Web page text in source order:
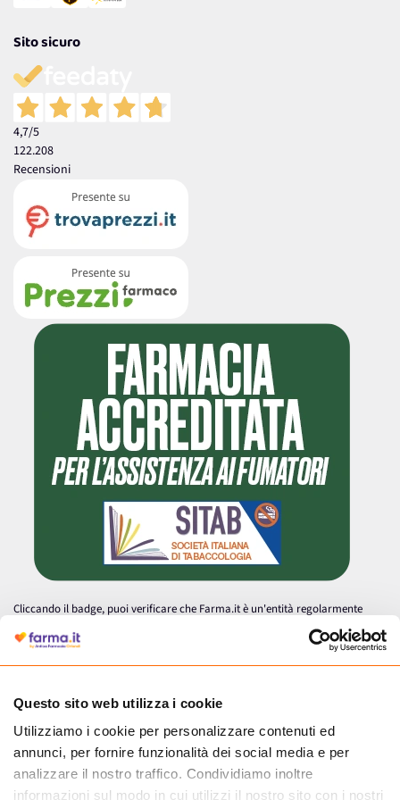
Questo sito web utilizza i cookie
Utilizziamo i cookie per personalizzare contenuti ed
annunci, per fornire funzionalità dei social media e per
analizzare il nostro traffico. Condividiamo inoltre
informazioni sul modo in cui utilizzi il nostro sito con i nostri
Sito sicuro
4,7/5
122.208
Recensioni
Cliccando il badge, puoi verificare che Farma.it è un'entità regolarmente
autorizzata dal Ministero della Salute a effettuare la vendita online di
medicinali.